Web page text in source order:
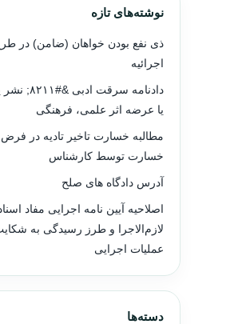
نوشته‌های تازه
ذی نفع بودن خواهان (ضامن) در
اجرائیه
دادنامه سرقت
یا عرضه اثر علمی، فرهنگی
مطالبه خسارت تاخیر تادیه در فرض
خسارت توسط کارشناس
آدرس دادگاه های صلح
اصلاحیه آیین نامه اجرایی مفاد
لازم‌الاجرا و طرز رسیدگی به
عملیات اجرایی
دسته‌ها